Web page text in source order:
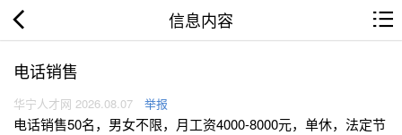
信息内容
电话销售
华宁人才网 2026.08.07 举报
电话销售50名，男女不限，月工资4000-8000元，单休，法定节